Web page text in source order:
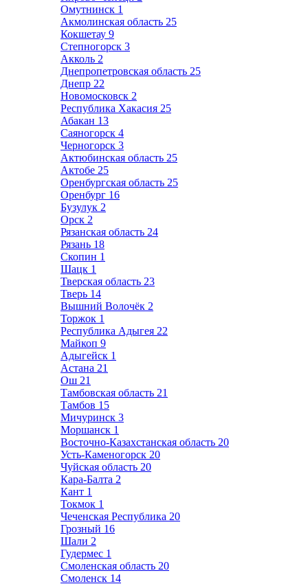
Омутнинск 1
Акмолинская область 25
Кокшетау 9
Степногорск 3
Акколь 2
Днепропетровская область 25
Днепр 22
Новомосковск 2
Республика Хакасия 25
Абакан 13
Саяногорск 4
Черногорск 3
Актюбинская область 25
Актобе 25
Оренбургская область 25
Оренбург 16
Бузулук 2
Орск 2
Рязанская область 24
Рязань 18
Скопин 1
Шацк 1
Тверская область 23
Тверь 14
Вышний Волочёк 2
Торжок 1
Республика Адыгея 22
Майкоп 9
Адыгейск 1
Астана 21
Ош 21
Тамбовская область 21
Тамбов 15
Мичуринск 3
Моршанск 1
Восточно-Казахстанская область 20
Усть-Каменогорск 20
Чуйская область 20
Кара-Балта 2
Кант 1
Токмок 1
Чеченская Республика 20
Грозный 16
Шали 2
Гудермес 1
Смоленская область 20
Смоленск 14